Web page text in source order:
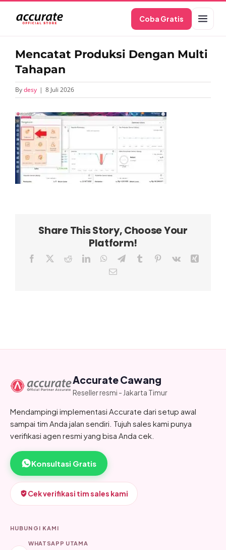
content
Coba Gratis
Mencatat Produksi Dengan Multi
Tahapan
Bydesy | 8 Juli 2026
Share This Story, Choose Your
Platform!
Facebook RedditLinkedInWhatsApp
TelegramTumblr Pinterest
Vk
Email
Accurate Cawang
Reseller resmi - Jakarta Timur
Mendampingi implementasi Accurate dari setup awal
sampai tim Anda jalan sendiri. Tujuh sales kami punya
verifikasi agen resmi yang bisa Anda cek.
Konsultasi Gratis
Cek verifikasi tim sales kami
HUBUNGI KAMI
WHATSAPP UTAMA